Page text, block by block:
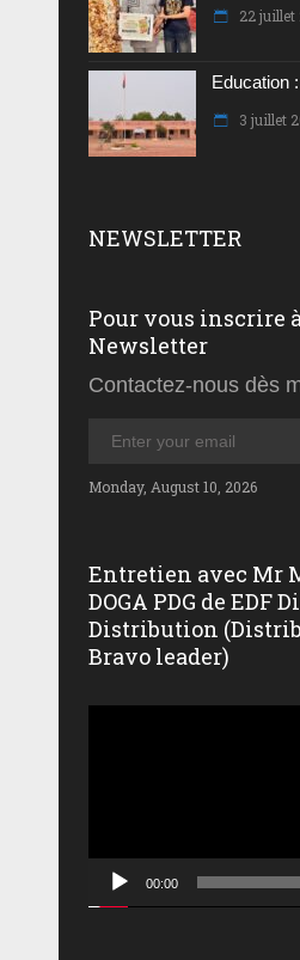
22 juillet
Education
3 juillet
NEWSLETTER
Pour vous inscrire
Newsletter
Contactez-nous dès
Monday, August 10, 2026
Entretien avec Mr
DOGA PDG de EDF
Distribution
Bravo leader)
00:00